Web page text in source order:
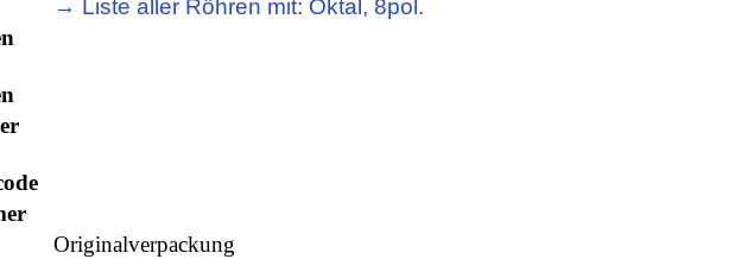
→ Liste aller Röhren mit: Oktal, 8pol.
Originalverpackung